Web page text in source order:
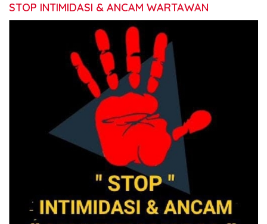
STOP INTIMIDASI & ANCAM WARTAWAN